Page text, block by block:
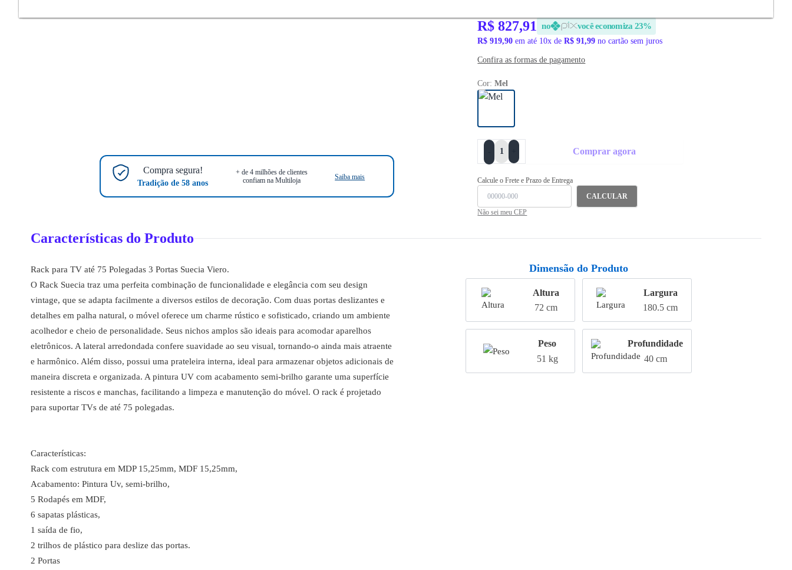
Compra segura!
Tradição de 58 anos
+ de 4 milhões de clientes
confiam na Multiloja
Saiba mais
R$ 827,91 no você economiza 23%
R$ 919,90 em até 10x deR$ 91,99 no cartão sem juros
Confira as formas de pagamento
Cor:Mel
Comprar agora
Calcule o Frete e Prazo de Entrega
CALCULAR
Não sei meu CEP
Características do Produto
Rack para TV até 75 Polegadas 3 Portas Suecia Viero.
O Rack Suecia traz uma perfeita combinação de funcionalidade e elegância com seu design
vintage, que se adapta facilmente a diversos estilos de decoração. Com duas portas deslizantes e
detalhes em palha natural, o móvel oferece um charme rústico e sofisticado, criando um ambiente
acolhedor e cheio de personalidade. Seus nichos amplos são ideais para acomodar aparelhos
eletrônicos. A lateral arredondada confere suavidade ao seu visual, tornando-o ainda mais atraente
e harmônico. Além disso, possui uma prateleira interna, ideal para armazenar objetos adicionais de
maneira discreta e organizada. A pintura UV com acabamento semi-brilho garante uma superfície
resistente a riscos e manchas, facilitando a limpeza e manutenção do móvel. O rack é projetado
para suportar TVs de até 75 polegadas.
Características:
Rack com estrutura em MDP 15,25mm, MDF 15,25mm,
Acabamento: Pintura Uv, semi-brilho,
5 Rodapés em MDF,
6 sapatas plásticas,
1 saída de fio,
2 trilhos de plástico para deslize das portas.
2 Portas
Dimensão do Produto
Altura
72 cm
Largura
180.5 cm
Peso
51 kg
Profundidade
40 cm